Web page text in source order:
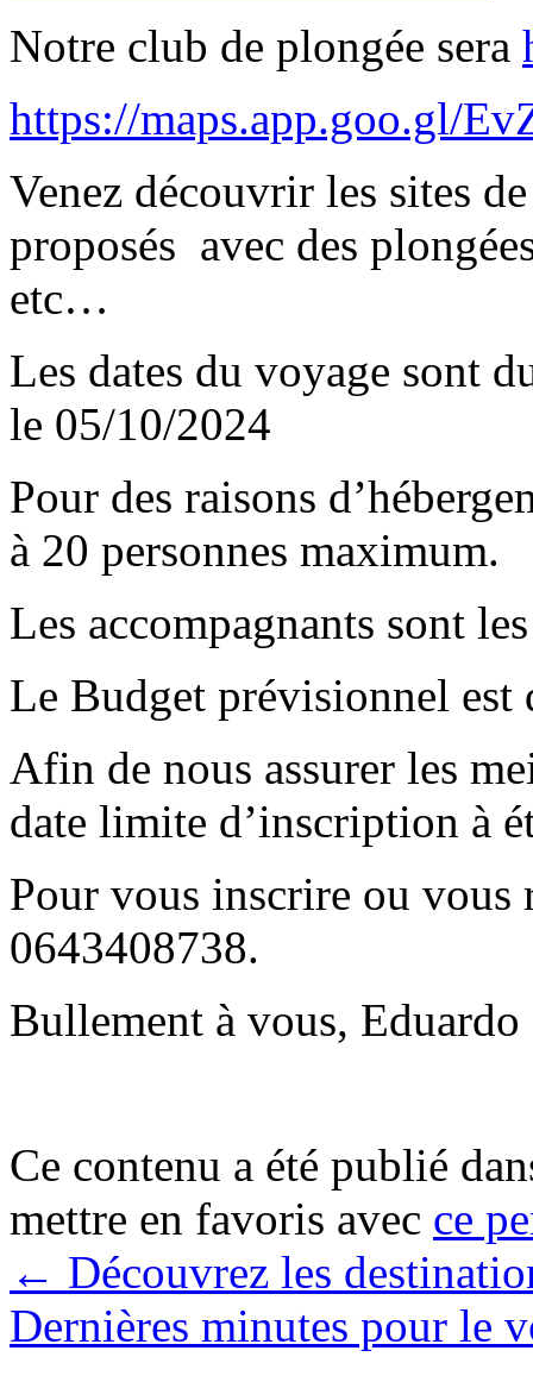
Notre club de plongée sera
https://maps.app.goo.gl/
Venez découvrir les sites
proposés avec des
etc…
Les dates du voyage sont
le 05/10/2024
Pour des raisons
à 20 personnes maximum.
Les accompagnants sont
Le Budget prévisionnel est
Afin de nous assurer les
date limite d’inscription à
Pour vous inscrire ou vous
0643408738.
Bullement à vous, Eduardo
Ce contenu a été publié
mettre en favoris avec ce
← Découvrez les
Dernières minutes pour le